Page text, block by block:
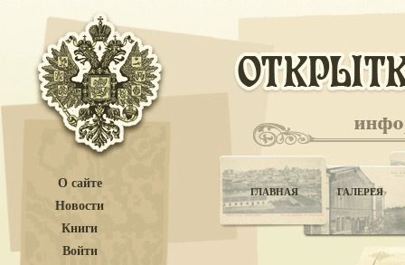
О сайте
Новости
Книги
Войти
ГЛАВНАЯ ГАЛЕРЕЯ